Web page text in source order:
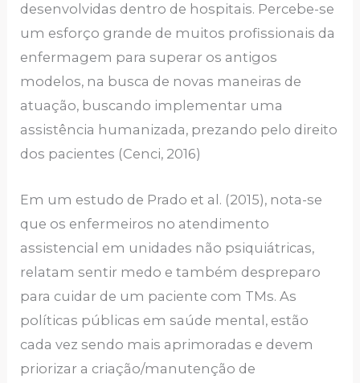
desenvolvidas dentro de hospitais. Percebe-se
um esforço grande de muitos profissionais da
enfermagem para superar os antigos
modelos, na busca de novas maneiras de
atuação, buscando implementar uma
assistência humanizada, prezando pelo direito
dos pacientes (Cenci, 2016)
Em um estudo de Prado et al. (2015), nota-se
que os enfermeiros no atendimento
assistencial em unidades não psiquiátricas,
relatam sentir medo e também despreparo
para cuidar de um paciente com TMs. As
políticas públicas em saúde mental, estão
cada vez sendo mais aprimoradas e devem
priorizar a criação/manutenção de